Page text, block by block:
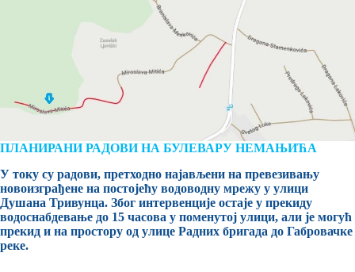
ПЛАНИРАНИ РАДОВИ НА БУЛЕВАРУ НЕМАЊИЋА
У току су радови, претходно најављени на превезивању
новоизграђене на постојећу водоводну мрежу у улици
Душана Тривунца. Због интервенције остаје у прекиду
водоснабдевање до 15 часова у поменутој улици, али је могућ
прекид и на простору од улице Радних бригада до Габровачке
реке.